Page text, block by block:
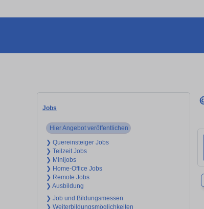
Jobs
Hier Angebot veröffentlichen
❯ Quereinsteiger Jobs
❯ Teilzeit Jobs
❯ Minijobs
❯ Home-Office Jobs
❯ Remote Jobs
❯ Ausbildung
❯ Job und Bildungsmessen
❯ Weiterbildungsmöglichkeiten